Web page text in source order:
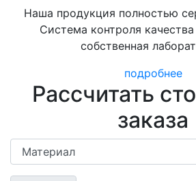
Наша продукция полностью
Система контроля
собственная
подробнее
Рассчитать
заказа